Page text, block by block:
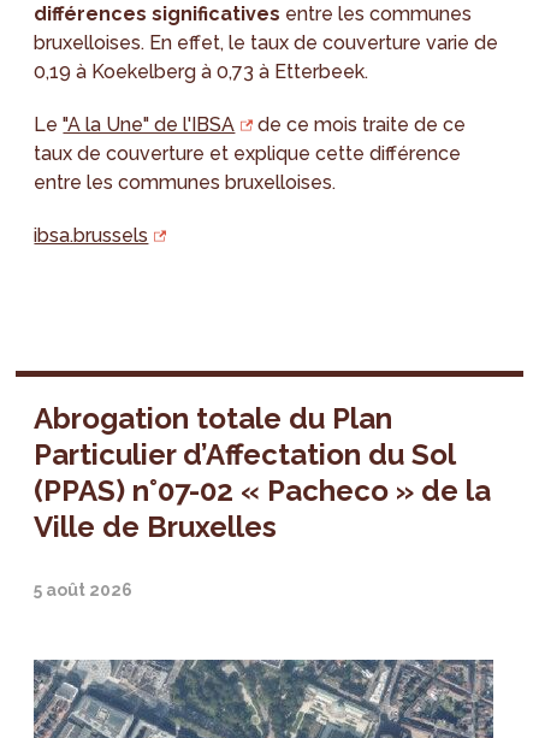
différences significatives entre les communes
bruxelloises. En effet, le taux de couverture varie de
0,19 à Koekelberg à 0,73 à Etterbeek.
Le"A la Une" de l'IBSA
de ce mois traite de ce
taux de couverture et explique cette différence
entre les communes bruxelloises.
ibsa.brussels
Abrogation totale du Plan
Particulier d’Affectation du Sol
(PPAS) n°07-02 « Pacheco » de la
Ville de Bruxelles
5 août 2026